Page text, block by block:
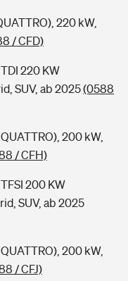
220 kW,
/ CFD)
220 KW
SUV, ab 2025(0588
200 kW,
/ CFH)
200 KW
SUV, ab 2025
200 kW,
/ CFJ)